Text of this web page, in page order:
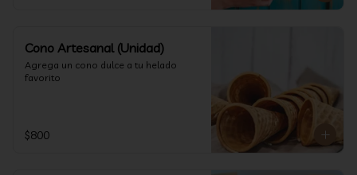
Cono Artesanal (Unidad)
Agrega un cono dulce a tu helado
favorito
$800